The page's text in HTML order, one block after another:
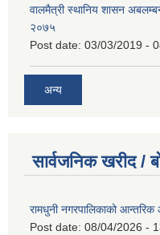
वालमैत्री स्थानिय शासन
२०७५
Post date: 03/03/2019 -
अन्य
सार्वजनिक खरीद /
रामधुनी नगरपालिकाको
Post date: 08/04/2026 -